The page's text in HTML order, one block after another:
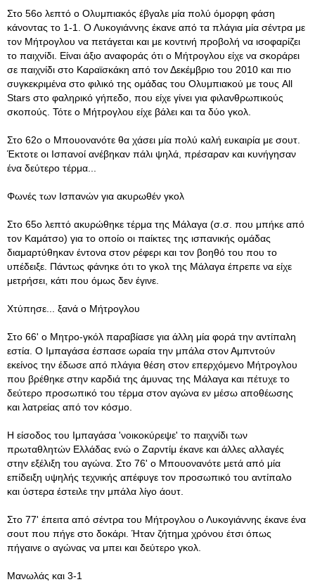
Στο 56ο λεπτό ο Ολυμπιακός έβγαλε μία πολύ όμορφη φάση
κάνοντας το 1-1. Ο Λυκογιάννης έκανε από τα πλάγια μία σέντρα με
τον Μήτρογλου να πετάγεται και με κοντινή προβολή να ισοφαρίζει
το παιχνίδι. Είναι άξιο αναφοράς ότι ο Μήτρογλου είχε να σκοράρει
σε παιχνίδι στο Καραϊσκάκη από τον Δεκέμβριο του 2010 και πιο
συγκεκριμένα στο φιλικό της ομάδας του Ολυμπιακού με τους All
Stars στο φαληρικό γήπεδο, που είχε γίνει για φιλανθρωπικούς
σκοπούς. Τότε ο Μήτρογλου είχε βάλει και τα δύο γκολ.
Στο 62ο ο Μπουονανότε θα χάσει μία πολύ καλή ευκαιρία με σουτ.
Έκτοτε οι Ισπανοί ανέβηκαν πάλι ψηλά, πρέσαραν και κυνήγησαν
ένα δεύτερο τέρμα...
Φωνές των Ισπανών για ακυρωθέν γκολ
Στο 65ο λεπτό ακυρώθηκε τέρμα της Μάλαγα (σ.σ. που μπήκε από
τον Καμάτσο) για το οποίο οι παίκτες της ισπανικής ομάδας
διαμαρτύθηκαν έντονα στον ρέφερι και τον βοηθό του που το
υπέδειξε. Πάντως φάνηκε ότι το γκολ της Μάλαγα έπρεπε να είχε
μετρήσει, κάτι που όμως δεν έγινε.
Χτύπησε... ξανά ο Μήτρογλου
Στο 66' ο Μητρο-γκόλ παραβίασε για άλλη μία φορά την αντίπαλη
εστία. Ο Ιμπαγάσα έσπασε ωραία την μπάλα στον Αμπντούν
εκείνος την έδωσε από πλάγια θέση στον επερχόμενο Μήτρογλου
που βρέθηκε στην καρδιά της άμυνας της Μάλαγα και πέτυχε το
δεύτερο προσωπικό του τέρμα στον αγώνα εν μέσω αποθέωσης
και λατρείας από τον κόσμο.
Η είσοδος του Ιμπαγάσα 'νοικοκύρεψε' το παιχνίδι των
πρωταθλητών Ελλάδας ενώ ο Ζαρντίμ έκανε και άλλες αλλαγές
στην εξέλιξη του αγώνα. Στο 76' ο Μπουονανότε μετά από μία
επίδειξη υψηλής τεχνικής απέφυγε τον προσωπικό του αντίπαλο
και ύστερα έστειλε την μπάλα λίγο άουτ.
Στο 77' έπειτα από σέντρα του Μήτρογλου ο Λυκογιάννης έκανε ένα
σουτ που πήγε στο δοκάρι. Ήταν ζήτημα χρόνου έτσι όπως
πήγαινε ο αγώνας να μπει και δεύτερο γκολ.
Μανωλάς και 3-1